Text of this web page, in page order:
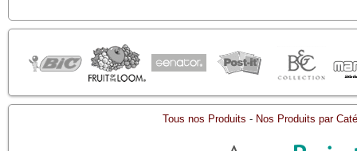
Tous nos Produits - Nos Produits par